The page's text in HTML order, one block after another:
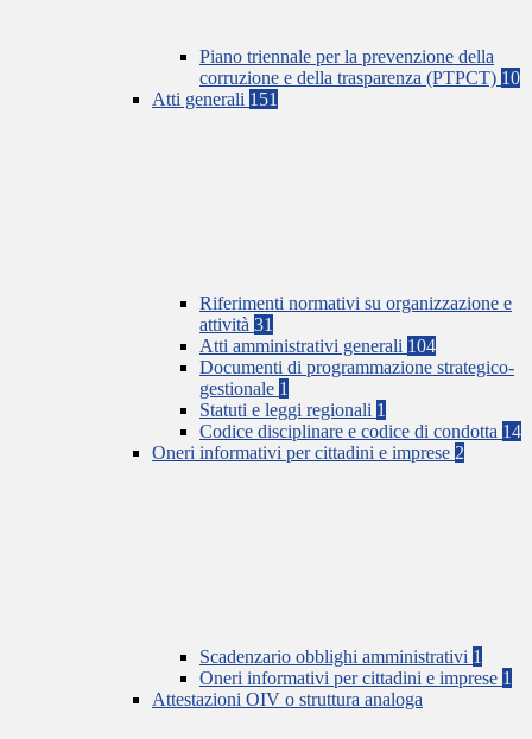
Piano triennale per la prevenzione della
corruzione e della trasparenza (PTPCT) 10
Atti generali 151
Riferimenti normativi su organizzazione e
attività 31
Atti amministrativi generali 104
Documenti di programmazione strategico-
gestionale 1
Statuti e leggi regionali 1
Codice disciplinare e codice di condotta 14
Oneri informativi per cittadini e imprese 2
Scadenzario obblighi amministrativi 1
Oneri informativi per cittadini e imprese 1
Attestazioni OIV o struttura analoga